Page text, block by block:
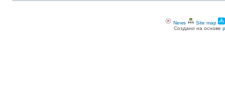
News Site map
Создано на основе